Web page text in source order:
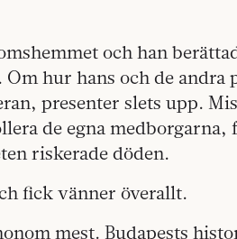
och han
hur hans och de andra
presenter slets upp.
de egna medborgarna,
riskerade döden.
fick vänner överallt.
mest. Budapests